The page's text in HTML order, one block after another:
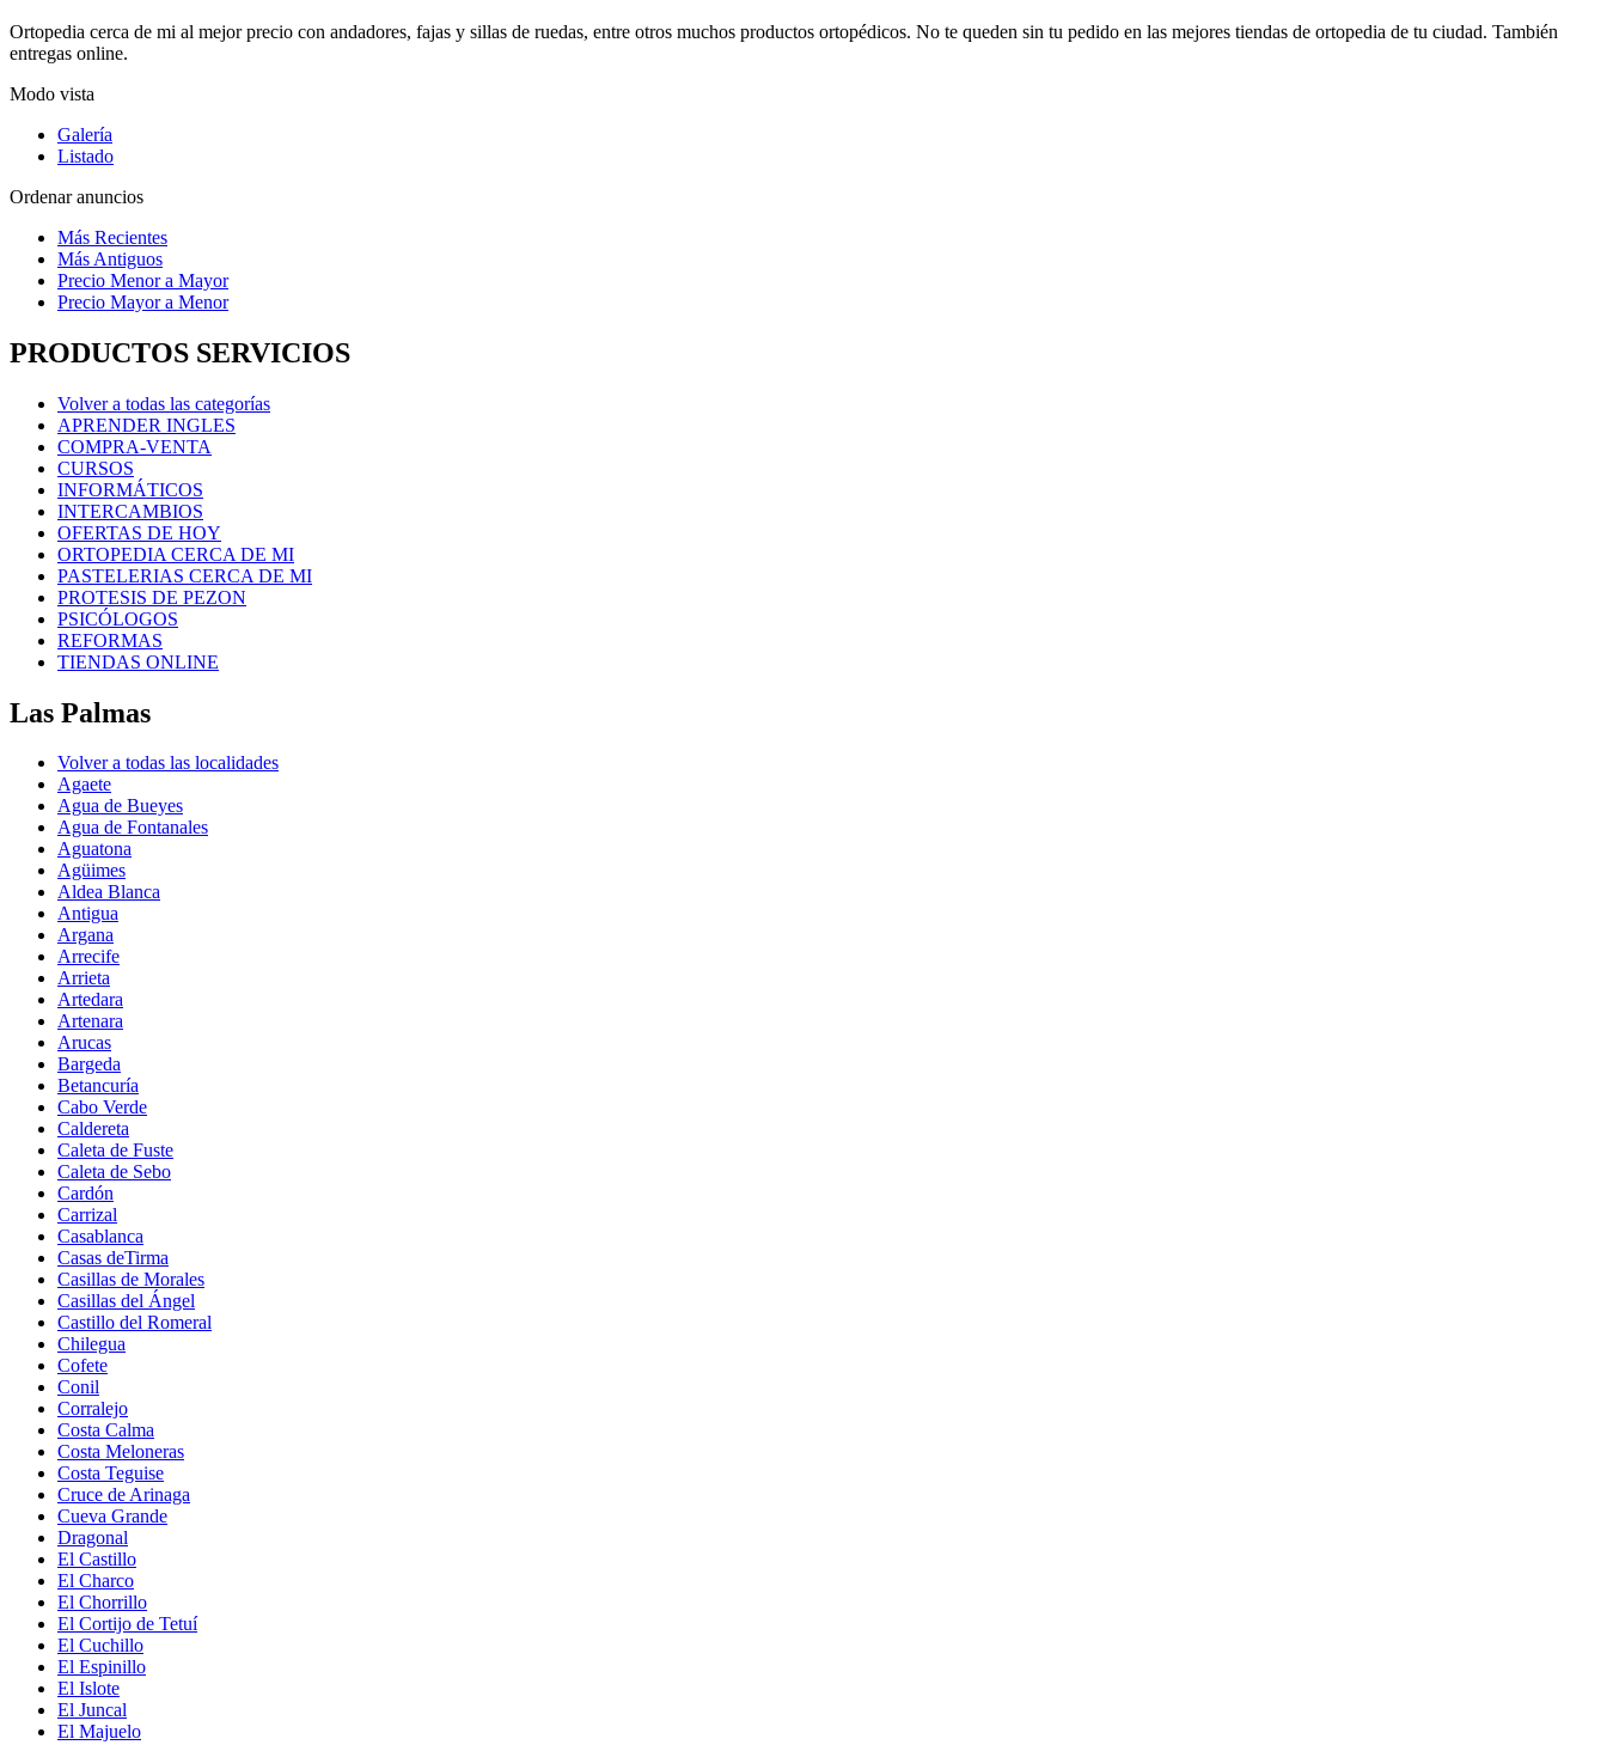
Ortopedia cerca de mi al mejor precio con andadores, fajas y sillas de ruedas, entre otros muchos productos ortopédicos. No te queden sin tu pedido en las mejores tiendas de ortopedia de tu ciudad. También
entregas online.
Modo vista
Galería
Listado
Ordenar anuncios
Más Recientes
Más Antiguos
Precio Menor a Mayor
Precio Mayor a Menor
PRODUCTOS SERVICIOS
Volver a todas las categorías
APRENDER INGLES
COMPRA-VENTA
CURSOS
INFORMÁTICOS
INTERCAMBIOS
OFERTAS DE HOY
ORTOPEDIA CERCA DE MI
PASTELERIAS CERCA DE MI
PROTESIS DE PEZON
PSICÓLOGOS
REFORMAS
TIENDAS ONLINE
Las Palmas
Volver a todas las localidades
Agaete
Agua de Bueyes
Agua de Fontanales
Aguatona
Agüimes
Aldea Blanca
Antigua
Argana
Arrecife
Arrieta
Artedara
Artenara
Arucas
Bargeda
Betancuría
Cabo Verde
Caldereta
Caleta de Fuste
Caleta de Sebo
Cardón
Carrizal
Casablanca
Casas deTirma
Casillas de Morales
Casillas del Ángel
Castillo del Romeral
Chilegua
Cofete
Conil
Corralejo
Costa Calma
Costa Meloneras
Costa Teguise
Cruce de Arinaga
Cueva Grande
Dragonal
El Castillo
El Charco
El Chorrillo
El Cortijo de Tetuí
El Cuchillo
El Espinillo
El Islote
El Juncal
El Majuelo